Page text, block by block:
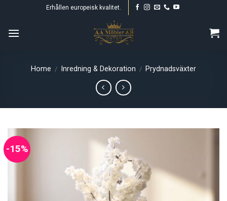
content
Erhållen europeisk kvalitet.
Home / Inredning & Dekoration / Prydnadsväxter
-15%